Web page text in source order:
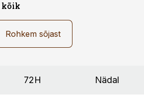
kõik
Rohkem sõjast
72H Nädal